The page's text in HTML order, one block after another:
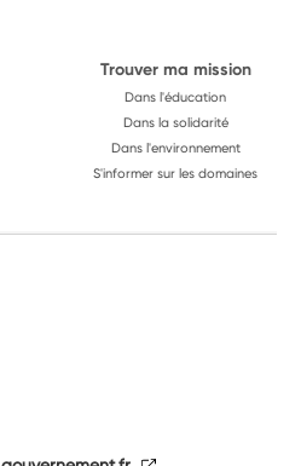
Trouver ma mission
Dans l'éducation
Dans la solidarité
Dans l'environnement
S'informer sur les domaines